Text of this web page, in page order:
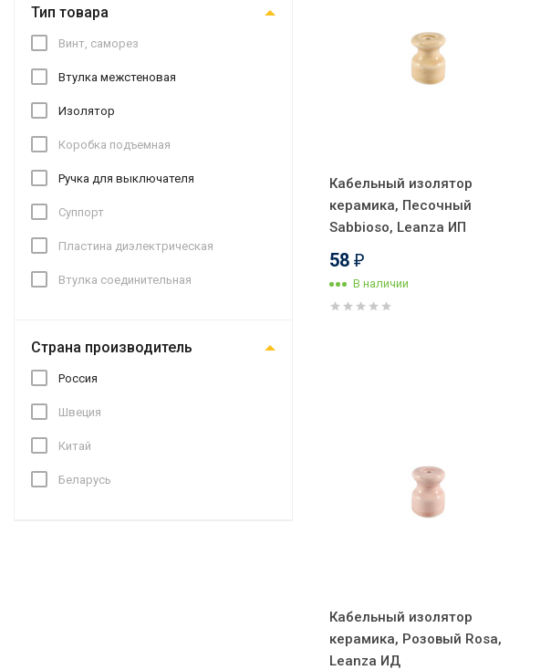
Тип товара
Винт, саморез
Втулка межстеновая
Изолятор
Коробка подъемная
Ручка для выключателя
Суппорт
Пластина диэлектрическая
Втулка соединительная
Страна производитель
Россия
Швеция
Китай
Беларусь
Кабельный изолятор
керамика, Песочный
Sabbioso, Leanza ИП
58 ₽
В наличии
Кабельный изолятор
керамика, Розовый Rosa,
Leanza ИД